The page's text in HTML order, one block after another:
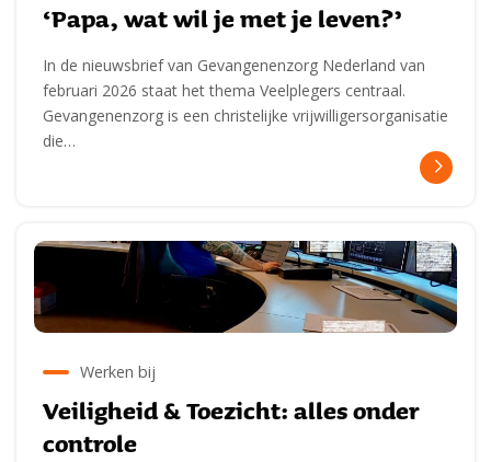
‘Papa, wat wil je met je leven?’
In de nieuwsbrief van Gevangenenzorg Nederland van
februari 2026 staat het thema Veelplegers centraal.
Gevangenenzorg is een christelijke vrijwilligersorganisatie
die…
Werken bij
Veiligheid & Toezicht: alles onder
controle